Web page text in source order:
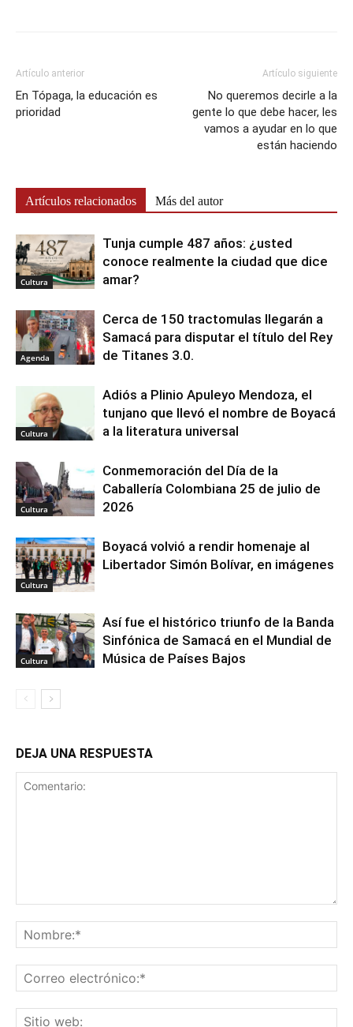
Artículo anterior
En Tópaga, la educación es
prioridad
Artículo siguiente
No queremos decirle a la
gente lo que debe hacer, les
vamos a ayudar en lo que
están haciendo
Artículos relacionados Más del autor
Cultura
Tunja cumple 487 años: ¿usted
conoce realmente la ciudad que dice
amar?
Agenda
Cerca de 150 tractomulas llegarán a
Samacá para disputar el título del Rey
de Titanes 3.0.
Cultura
Adiós a Plinio Apuleyo Mendoza, el
tunjano que llevó el nombre de Boyacá
a la literatura universal
Cultura
Conmemoración del Día de la
Caballería Colombiana 25 de julio de
2026
Cultura
Boyacá volvió a rendir homenaje al
Libertador Simón Bolívar, en imágenes
Cultura
Así fue el histórico triunfo de la Banda
Sinfónica de Samacá en el Mundial de
Música de Países Bajos
DEJA UNA RESPUESTA